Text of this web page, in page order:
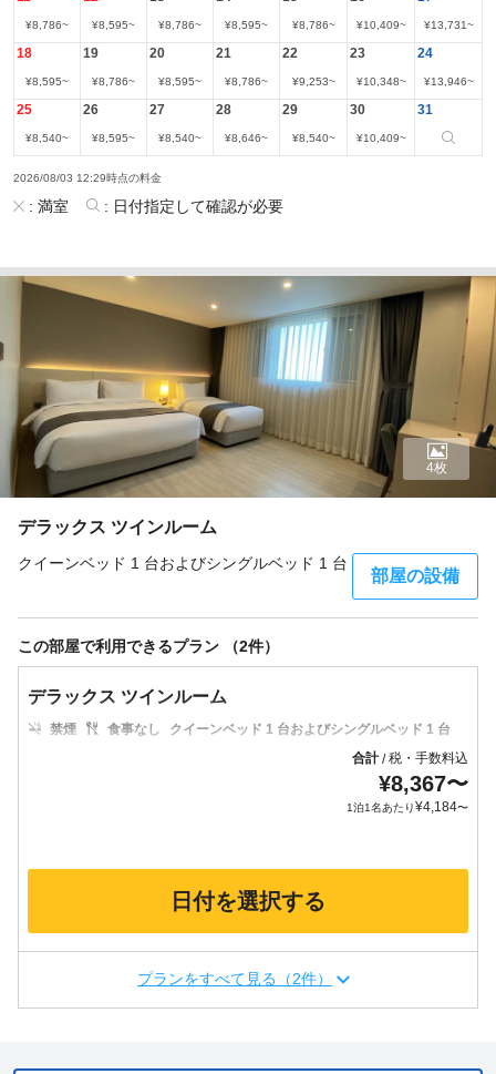
¥8,786~ ¥8,595~ ¥8,786~ ¥8,595~ ¥8,786~ ¥10,409~ ¥13,731~
18
¥8,595~
19
¥8,786~
20
¥8,595~
21
¥8,786~
22
¥9,253~
23
¥10,348~
24
¥13,946~
25
¥8,540~
26
¥8,595~
27
¥8,540~
28
¥8,646~
29
¥8,540~
30
¥10,409~
31
2026/08/03 12:29時点の料金
: 満室 : 日付指定して確認が必要
デラックス ツインルーム
クイーンベッド 1 台およびシングルベッド 1 台
部屋の設備
4枚
この部屋で利用できるプラン （2件）
デラックス ツインルーム
禁煙 食事なし
クイーンベッド 1 台およびシングルベッド 1 台
合計/税・手数料込
¥8,367〜
1泊1名あたり¥4,184〜
日付を選択する
プランをすべて見る（2件）